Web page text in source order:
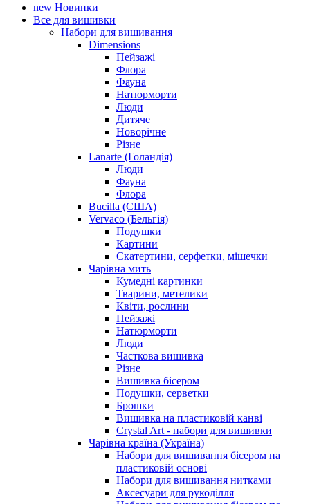
new Новинки
Все для вишивки
Набори для вишивання
Dimensions
Пейзажі
Флора
Фауна
Натюрморти
Люди
Дитяче
Новорічне
Різне
Lanarte (Голандія)
Люди
Фауна
Флора
Bucilla (США)
Vervaco (Бельгія)
Подушки
Картини
Скатертини, серфетки, мішечки
Чарiвна мить
Кумедні картинки
Тварини, метелики
Квіти, рослини
Пейзажі
Натюрморти
Люди
Часткова вишивка
Різне
Вишивка бісером
Подушки, серветки
Брошки
Вишивка на пластиковій канві
Crystal Art - набори для вишивки
Чарівна країна (Україна)
Набори для вишивання бісером на
пластиковій основі
Набори для вишивання нитками
Аксесуари для рукоділля